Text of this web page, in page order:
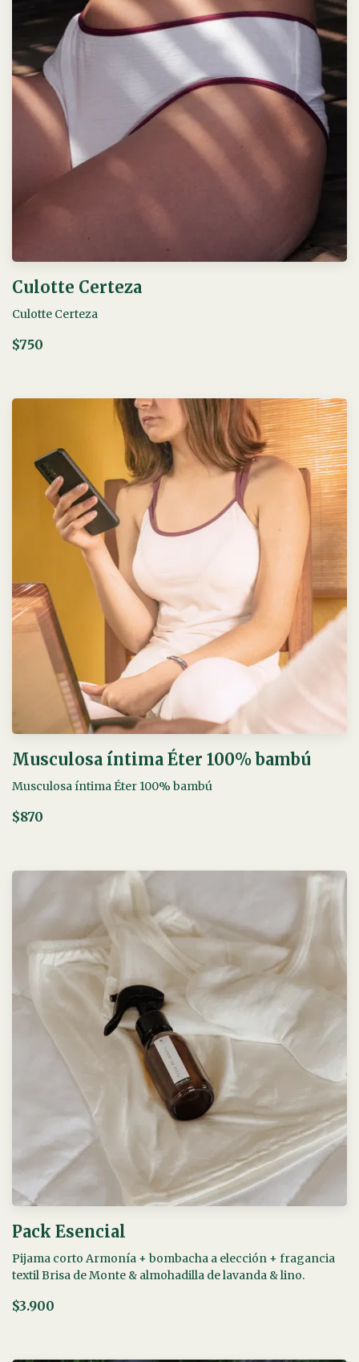
Culotte Certeza
Culotte Certeza
$750
Musculosa íntima Éter 100% bambú
Musculosa íntima Éter 100% bambú
$870
Pack Esencial
Pijama corto Armonía + bombacha a elección + fragancia
textil Brisa de Monte & almohadilla de lavanda & lino.
$3.900